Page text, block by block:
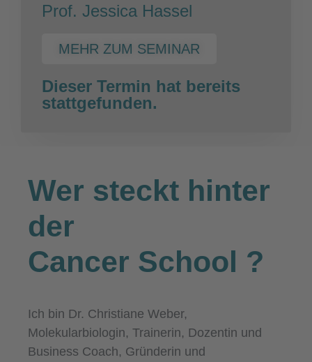
Prof. Jessica Hassel
MEHR ZUM SEMINAR
Dieser Termin hat bereits
stattgefunden.
Wer steckt hinter
der
Cancer School ?
Ich bin Dr. Christiane Weber,
Molekularbiologin, Trainerin, Dozentin und
Business Coach, Gründerin und